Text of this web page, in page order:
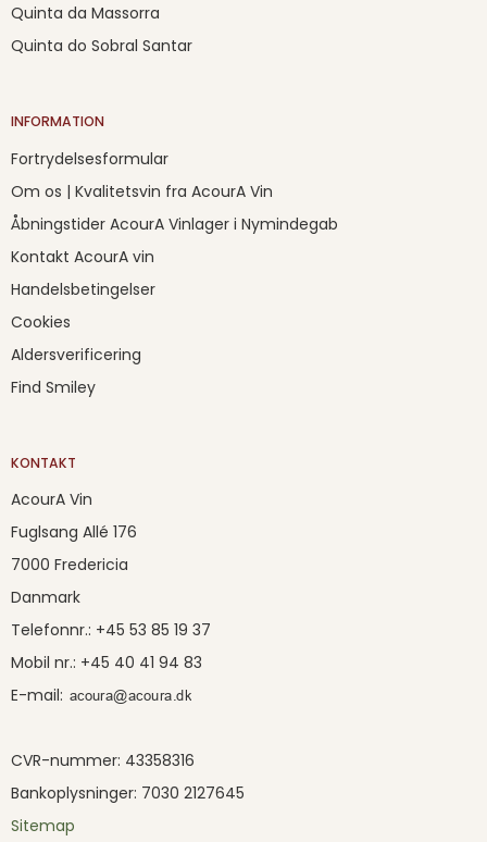
Quinta da Massorra
Quinta do Sobral Santar
INFORMATION
Fortrydelsesformular
Om os | Kvalitetsvin fra AcourA Vin
Åbningstider AcourA Vinlager i Nymindegab
Kontakt AcourA vin
Handelsbetingelser
Cookies
Aldersverificering
Find Smiley
KONTAKT
AcourA Vin
Fuglsang Allé 176
7000 Fredericia
Danmark
Telefonnr.: +45 53 85 19 37
Mobil nr.: +45 40 41 94 83
E-mail:
CVR-nummer: 43358316
Bankoplysninger: 7030 2127645
Sitemap